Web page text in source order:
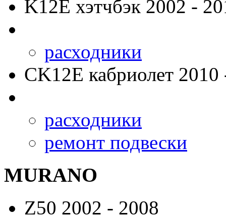
K12E хэтчбэк 2002 -
расходники
CK12E кабриолет 2010
расходники
ремонт подвески
MURANO
Z50 2002 - 2008